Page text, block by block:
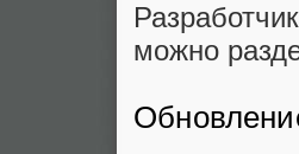
можно